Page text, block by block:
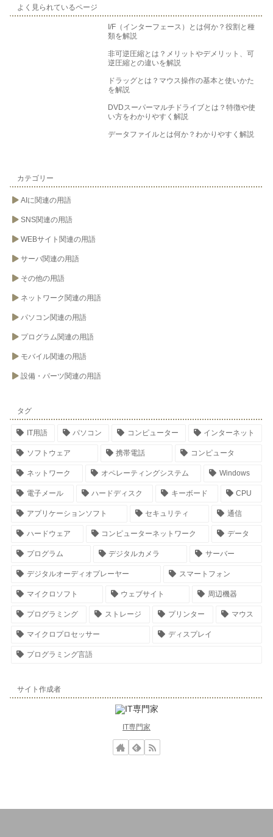
よく見られているページ
I/F（インターフェース）とは何か？役割と種
類を解説
非可逆圧縮とは？メリットやデメリット、可
逆圧縮との違いを解説
ドラッグとは？マウス操作の基本と使いかた
を解説
DVDスーパーマルチドライブとは？特徴や使
い方をわかりやすく解説
データファイルとは何か？わかりやすく解説
カテゴリー
AIに関連の用語
SNS関連の用語
WEBサイト関連の用語
サーバ関連の用語
その他の用語
ネットワーク関連の用語
パソコン関連の用語
プログラム関連の用語
モバイル関連の用語
設備・パーツ関連の用語
タグ
IT用語 パソコン コンピューター インターネット
ソフトウェア 携帯電話 コンピュータ
ネットワーク オペレーティングシステム Windows
電子メール ハードディスク キーボード CPU
アプリケーションソフト セキュリティ 通信
ハードウェア コンピューターネットワーク データ
プログラム デジタルカメラ サーバー
デジタルオーディオプレーヤー スマートフォン
マイクロソフト ウェブサイト 周辺機器
プログラミング ストレージ プリンター マウス
マイクロプロセッサー ディスプレイ
プログラミング言語
サイト作成者
IT専門家